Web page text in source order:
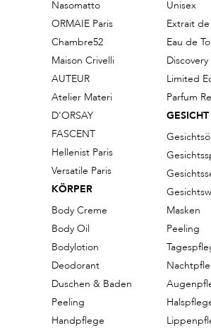
Nasomatto
ORMAIE Paris
Chambre52
Maison Crivelli
AUTEUR
Atelier Materi
D'ORSAY
FASCENT
Hellenist Paris
Versatile Paris
KÖRPER
Body Creme
Body Oil
Bodylotion
Deodorant
Duschen & Baden
Peeling
Handpflege
Unisex
Extrait
Eau de
Limited
Parfum
GESICHT
Masken
Peeling